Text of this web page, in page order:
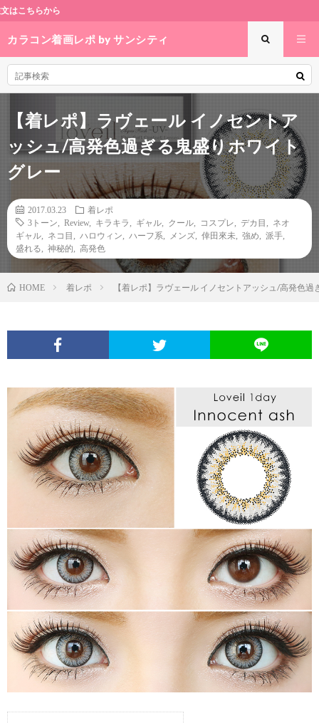
カラコン着画レポ by サンシティ
【着レポ】ラヴェール イノセントア
ッシュ/高発色過ぎる鬼盛りホワイト
グレー
2017.03.23
着レポ
3トーン
Review, キラキラ ギャル クール コスプレ デカ目
ネオ
ギャル
ネコ目 ハロウィン ハーフ系 メンズ 倖田來未 強め 派手
盛れる
神秘的 高発色
HOME 着レポ 【着レポ】ラヴェール イノセントアッシュ/高発色